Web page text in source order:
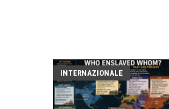
INTERNAZIONALE